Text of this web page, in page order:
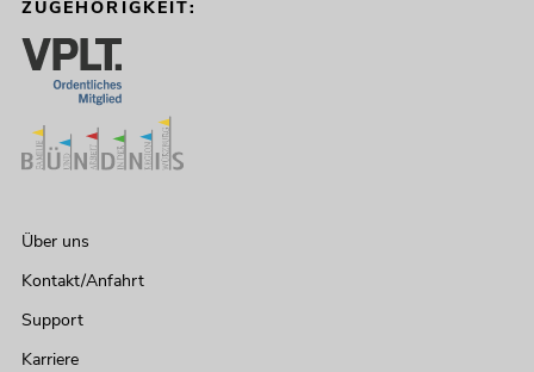
ZUGEHÖRIGKEIT:
Über uns
Kontakt/Anfahrt
Support
Karriere